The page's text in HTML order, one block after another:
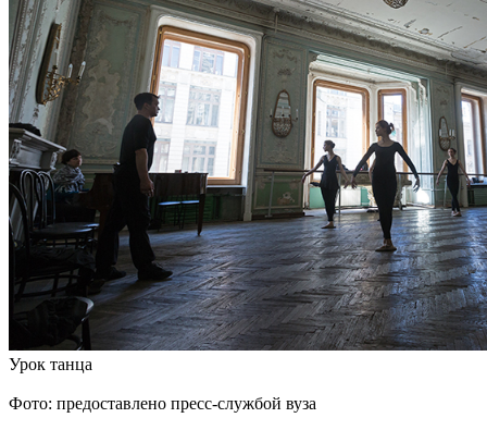
Урок танца
Фото: предоставлено пресс-службой вуза